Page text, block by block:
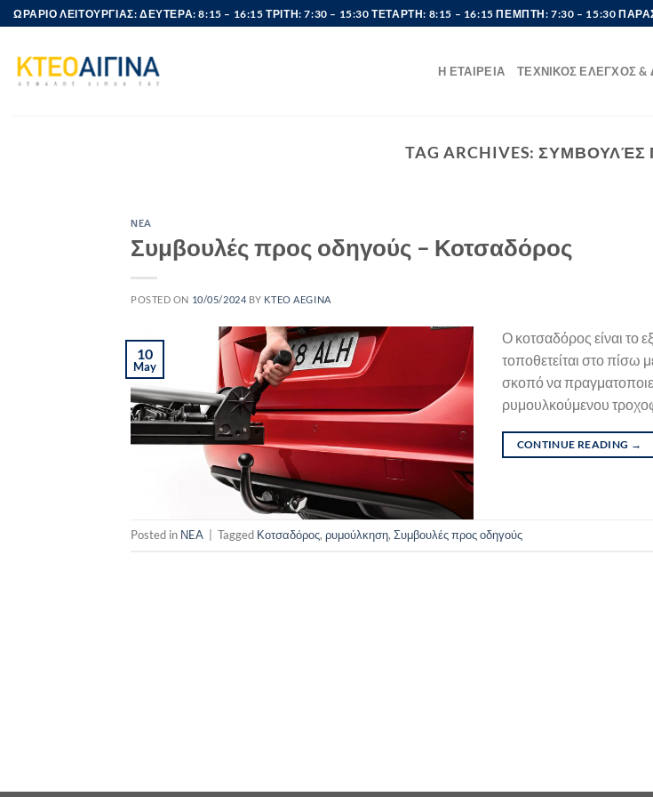
Skip
to
content
ΩΡΑΡΙΟ ΛΕΙΤΟΥΡΓΙΑΣ: ΔΕΥΤΕΡΑ: 8:15 – 16:15 ΤΡΙΤΗ: 7:30 – 15:30 ΤΕΤΑΡΤΗ: 8:15 – 16:15 ΠΕΜΠΤΗ: 7:30 – 15:30
Η ΕΤΑΙΡΕΙΑ ΤΕΧΝΙΚΟΣ ΕΛΕΓΧΟΣ &
TAG ARCHIVES:ΣΥΜΒΟΥΛΈΣ
ΝEA
Συμβουλές προς οδηγούς – Κοτσαδόρος
POSTED ON 10/05/2024 BY KTEO AEGINA
10
May
Ο κοτσαδόρος είναι το
τοποθετείται στο πίσω
σκοπό να
ρυμουλκούμενου
CONTINUE READING →
Posted in ΝEA Tagged Κοτσαδόρος, ρυμούλκηση, Συμβουλές προς οδηγούς